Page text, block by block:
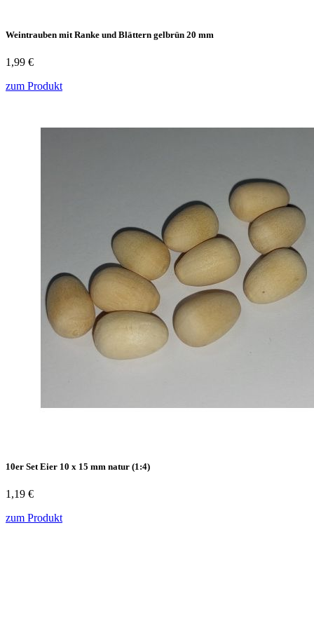
Weintrauben mit Ranke und Blättern gelbrün 20 mm
1,99 €
zum Produkt
10er Set Eier 10 x 15 mm natur (1:4)
1,19 €
zum Produkt